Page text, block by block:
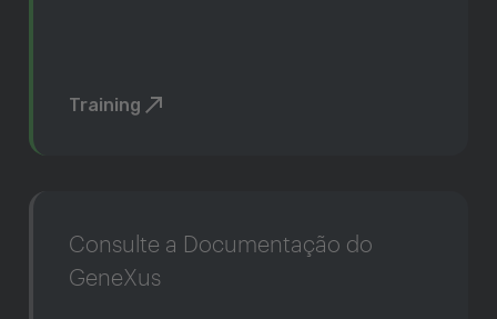
Training
Consulte a Documentação do
GeneXus